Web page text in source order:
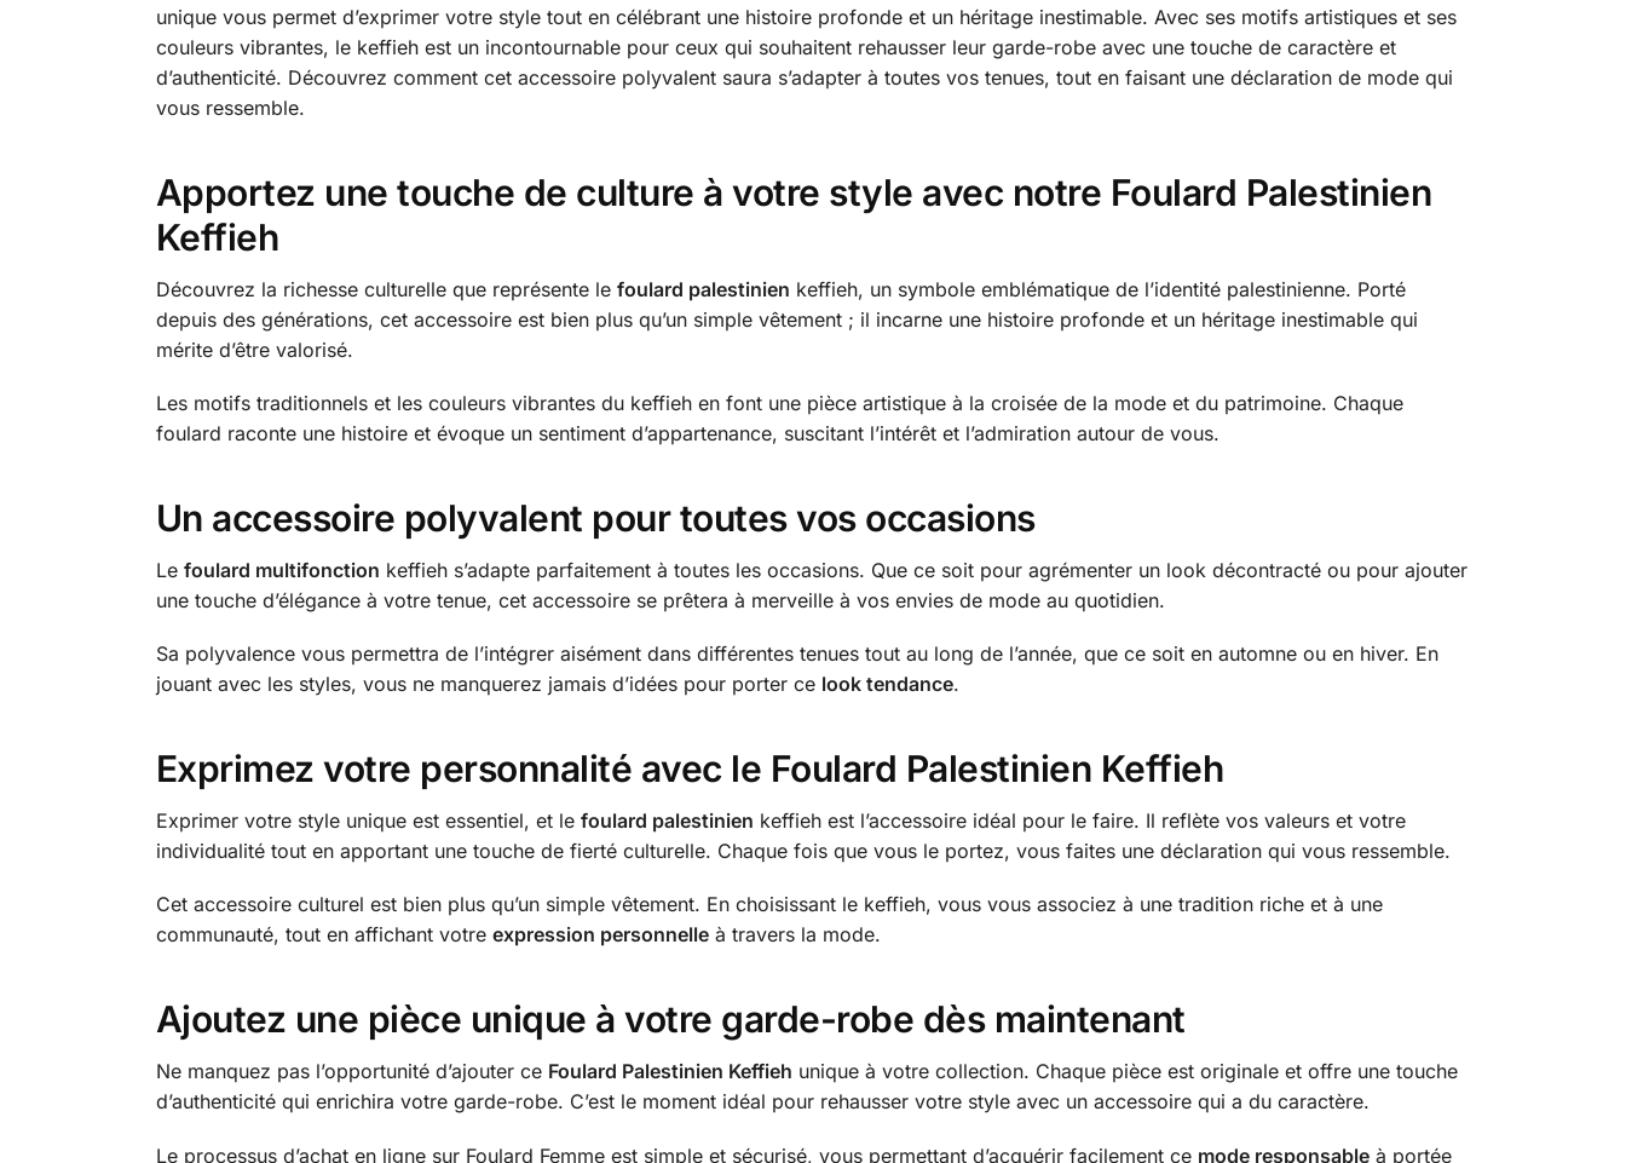
unique vous permet d’exprimer votre style tout en célébrant une histoire profonde et un héritage inestimable. Avec ses motifs artistiques et ses
couleurs vibrantes, le keffieh est un incontournable pour ceux qui souhaitent rehausser leur garde-robe avec une touche de caractère et
d’authenticité. Découvrez comment cet accessoire polyvalent saura s’adapter à toutes vos tenues, tout en faisant une déclaration de mode qui
vous ressemble.
Apportez une touche de culture à votre style avec notre Foulard Palestinien
Keffieh
Découvrez la richesse culturelle que représente le foulard palestinien keffieh, un symbole emblématique de l’identité palestinienne. Porté
depuis des générations, cet accessoire est bien plus qu’un simple vêtement ; il incarne une histoire profonde et un héritage inestimable qui
mérite d’être valorisé.
Les motifs traditionnels et les couleurs vibrantes du keffieh en font une pièce artistique à la croisée de la mode et du patrimoine. Chaque
foulard raconte une histoire et évoque un sentiment d’appartenance, suscitant l’intérêt et l’admiration autour de vous.
Un accessoire polyvalent pour toutes vos occasions
Le foulard multifonction keffieh s’adapte parfaitement à toutes les occasions. Que ce soit pour agrémenter un look décontracté ou pour ajouter
une touche d’élégance à votre tenue, cet accessoire se prêtera à merveille à vos envies de mode au quotidien.
Sa polyvalence vous permettra de l’intégrer aisément dans différentes tenues tout au long de l’année, que ce soit en automne ou en hiver. En
jouant avec les styles, vous ne manquerez jamais d’idées pour porter ce look tendance.
Exprimez votre personnalité avec le Foulard Palestinien Keffieh
Exprimer votre style unique est essentiel, et le foulard palestinien keffieh est l’accessoire idéal pour le faire. Il reflète vos valeurs et votre
individualité tout en apportant une touche de fierté culturelle. Chaque fois que vous le portez, vous faites une déclaration qui vous ressemble.
Cet accessoire culturel est bien plus qu’un simple vêtement. En choisissant le keffieh, vous vous associez à une tradition riche et à une
communauté, tout en affichant votre expression personnelleà travers la mode.
Ajoutez une pièce unique à votre garde-robe dès maintenant
Ne manquez pas l’opportunité d’ajouter ce Foulard Palestinien Keffieh unique à votre collection. Chaque pièce est originale et offre une touche
d’authenticité qui enrichira votre garde-robe. C’est le moment idéal pour rehausser votre style avec un accessoire qui a du caractère.
Le processus d’achat en ligne sur Foulard Femme est simple et sécurisé, vous permettant d’acquérir facilement ce mode responsableà portée